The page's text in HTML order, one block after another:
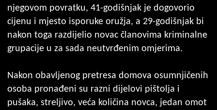
njegovom povratku, 41-godišnjak je dogovorio
cijenu i mjesto isporuke oružja, a 29-godišnjak bi
nakon toga razdijelio novac članovima kriminalne
grupacije u za sada neutvrđenim omjerima.
Nakon obavljenog pretresa domova osumnjičenih
osoba pronađeni su razni dijelovi pištolja i
pušaka, streljivo, veća količina novca, jedan omot